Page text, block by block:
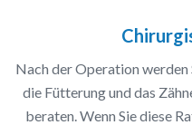
Nach der Operation
die Fütterung und das
beraten. Wenn Sie diese